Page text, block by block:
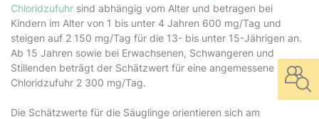
Chloridzufuhr sind abhängig vom Alter und betragen bei
Kindern im Alter von 1 bis unter 4 Jahren 600 mg/Tag und
steigen auf 2 150 mg/Tag für die 13- bis unter 15-Jährigen an.
Ab 15 Jahren sowie bei Erwachsenen, Schwangeren und
Stillenden beträgt der Schätzwert für eine angemessene
Chloridzufuhr 2 300 mg/Tag.
Die Schätzwerte für die Säuglinge orientieren sich am